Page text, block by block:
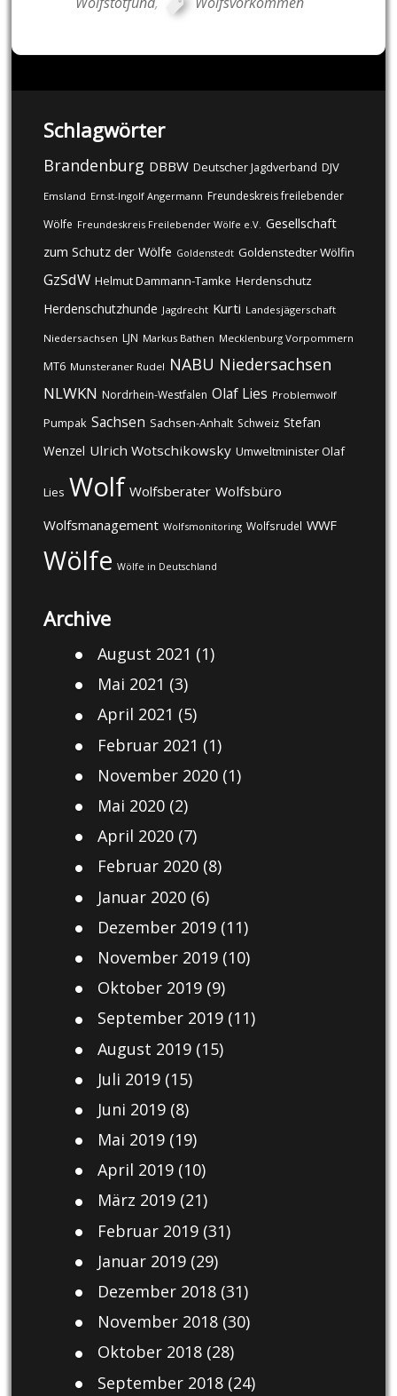
Schlagwörter
Brandenburg DBBW Deutscher Jagdverband DJV
Emsland Ernst-Ingolf Angermann Freundeskreis freilebender
Wölfe Freundeskreis Freilebender Wölfe e.V. Gesellschaft
zum Schutz der Wölfe Goldenstedt Goldenstedter Wölfin
GzSdW Helmut Dammann-Tamke Herdenschutz
Herdenschutzhunde Jagdrecht Kurti Landesjägerschaft
Niedersachsen LJN Markus Bathen Mecklenburg Vorpommern
MT6 Munsteraner Rudel NABU Niedersachsen
NLWKN Nordrhein-Westfalen Olaf Lies Problemwolf
Pumpak Sachsen Sachsen-Anhalt Schweiz Stefan
Wenzel Ulrich Wotschikowsky Umweltminister Olaf
Lies Wolf Wolfsberater Wolfsbüro
Wolfsmanagement Wolfsmonitoring Wolfsrudel WWF
Wölfe Wölfe in Deutschland
Archive
August 2021 (1)
Mai 2021 (3)
April 2021 (5)
Februar 2021 (1)
November 2020(1)
Mai 2020(2)
April 2020(7)
Februar 2020(8)
Januar 2020(6)
Dezember 2019(11)
November 2019(10)
Oktober 2019(9)
September 2019(11)
August 2019(15)
Juli 2019(15)
Juni 2019(8)
Mai 2019(19)
April 2019(10)
März 2019(21)
Februar 2019(31)
Januar 2019(29)
Dezember 2018(31)
November 2018(30)
Oktober 2018(28)
September 2018(24)